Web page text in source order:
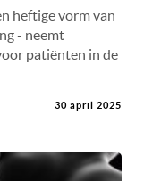
heftige vorm van
- neemt
patiënten in de
30 april 2025